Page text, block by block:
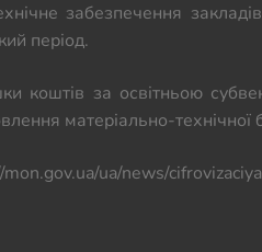
забезпечення
період.
коштів за освітньою
матеріально-технічної
ua/news/